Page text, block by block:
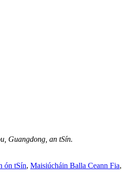
Guangdong, an tSín.
ón tSín, Maisiúcháin Balla Ceann Fia,